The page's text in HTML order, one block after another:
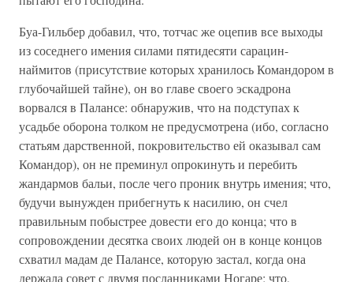
Буа-Гильбер добавил, что, тотчас же оцепив все выходы
из соседнего имения силами пятидесяти сарацин-
наймитов (присутствие которых хранилось Командором в
глубочайшей тайне), он во главе своего эскадрона
ворвался в Палансе: обнаружив, что на подступах к
усадьбе оборона толком не предусмотрена (ибо, согласно
статьям дарственной, покровительство ей оказывал сам
Командор), он не преминул опрокинуть и перебить
жандармов бальи, после чего проник внутрь имения; что,
будучи вынужден прибегнуть к насилию, он счел
правильным побыстрее довести его до конца; что в
сопровождении десятка своих людей он в конце концов
схватил мадам де Палансе, которую застал, когда она
держала совет с двумя посланниками Ногаре; что,